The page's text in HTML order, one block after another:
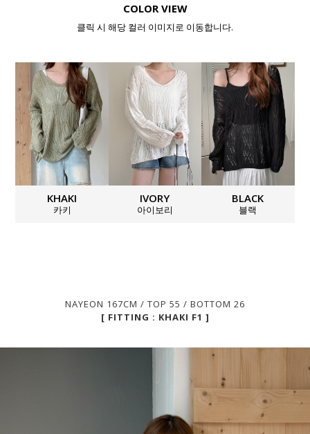
COLOR VIEW
클릭 시 해당 컬러 이미지로 이동합니다.
KHAKI
카키
IVORY
아이보리
BLACK
블랙
NAYEON 167CM / TOP 55 / BOTTOM 26
[ FITTING : KHAKI F1 ]